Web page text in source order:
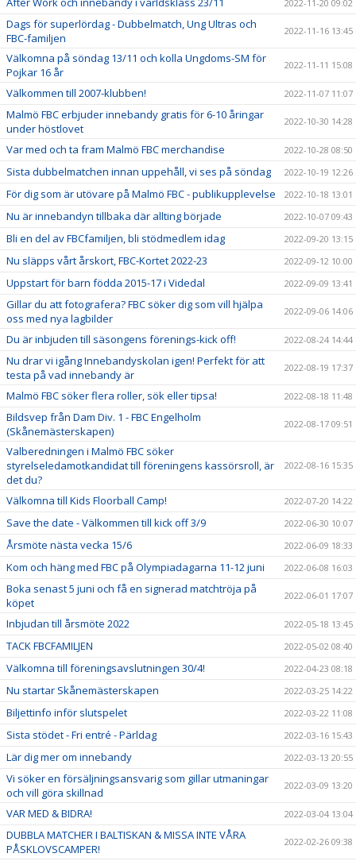
2022-11-20 09:02
Dags för superlördag - Dubbelmatch, Ung Ultras och
FBC-familjen
2022-11-16 13:45
Välkomna på söndag 13/11 och kolla Ungdoms-SM för
Pojkar 16 år
2022-11-11 15:08
Välkommen till 2007-klubben! 2022-11-07 11:07
Malmö FBC erbjuder innebandy gratis för 6-10 åringar
under höstlovet
2022-10-30 14:28
Var med och ta fram Malmö FBC merchandise 2022-10-28 08:50
Sista dubbelmatchen innan uppehåll, vi ses på söndag 2022-10-19 12:26
För dig som är utövare på Malmö FBC - publikupplevelse 2022-10-18 13:01
Nu är innebandyn tillbaka där allting började 2022-10-07 09:43
Bli en del av FBCfamiljen, bli stödmedlem idag 2022-09-20 13:15
Nu släpps vårt årskort, FBC-Kortet 2022-23 2022-09-12 10:00
Uppstart för barn födda 2015-17 i Videdal 2022-09-09 13:41
Gillar du att fotografera? FBC söker dig som vill hjälpa
oss med nya lagbilder
2022-09-06 14:06
Du är inbjuden till säsongens förenings-kick off! 2022-08-24 14:44
Nu drar vi igång Innebandyskolan igen! Perfekt för att
testa på vad innebandy är
2022-08-19 17:37
Malmö FBC söker flera roller, sök eller tipsa! 2022-08-18 11:48
Bildsvep från Dam Div. 1 - FBC Engelholm
(Skånemästerskapen)
2022-08-17 09:51
Valberedningen i Malmö FBC söker
styrelseledamotkandidat till föreningens kassörsroll, är
det du?
2022-08-16 15:35
Välkomna till Kids Floorball Camp! 2022-07-20 14:22
Save the date - Välkommen till kick off 3/9 2022-06-30 10:07
Årsmöte nästa vecka 15/6 2022-06-09 18:33
Kom och häng med FBC på Olympiadagarna 11-12 juni 2022-06-08 16:03
Boka senast 5 juni och få en signerad matchtröja på
köpet
2022-06-01 17:07
Inbjudan till årsmöte 2022 2022-05-18 13:45
TACK FBCFAMILJEN 2022-05-02 08:40
Välkomna till föreningsavslutningen 30/4! 2022-04-23 08:18
Nu startar Skånemästerskapen 2022-03-25 14:22
Biljettinfo inför slutspelet 2022-03-22 11:08
Sista stödet - Fri entré - Pärldag 2022-03-16 15:43
Lär dig mer om innebandy 2022-03-13 20:55
Vi söker en försäljningsansvarig som gillar utmaningar
och vill göra skillnad
2022-03-09 13:20
VAR MED & BIDRA! 2022-03-04 13:04
DUBBLA MATCHER I BALTISKAN & MISSA INTE VÅRA
PÅSKLOVSCAMPER!
2022-02-26 09:38